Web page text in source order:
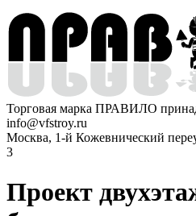
Торговая марка ПРАВИЛО
info@vfstroy.ru
Москва, 1-й Кожевнический
3
Проект